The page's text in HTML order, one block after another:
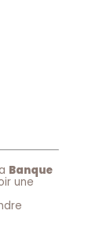
Banque
une